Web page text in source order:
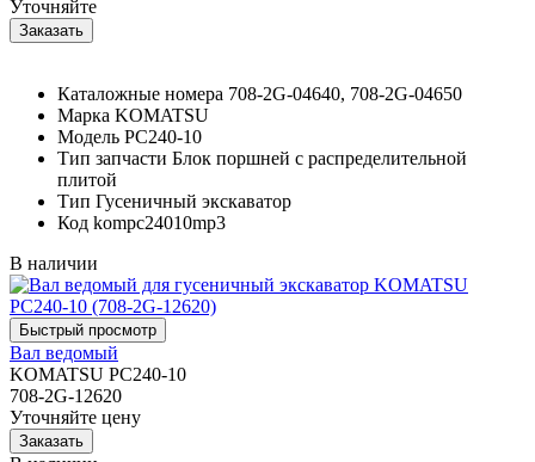
Уточняйте
Каталожные номера 708-2G-04640, 708-2G-04650
Марка KOMATSU
Модель PC240-10
Тип запчасти Блок поршней c распределительной
плитой
Тип Гусеничный экскаватор
Код kompc24010mp3
В наличии
Вал ведомый
KOMATSU PC240-10
708-2G-12620
Уточняйте цену